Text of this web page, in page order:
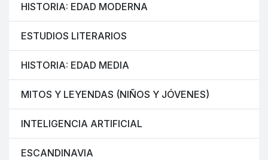
HISTORIA: EDAD MODERNA
ESTUDIOS LITERARIOS
HISTORIA: EDAD MEDIA
MITOS Y LEYENDAS (NIÑOS Y JÓVENES)
INTELIGENCIA ARTIFICIAL
ESCANDINAVIA